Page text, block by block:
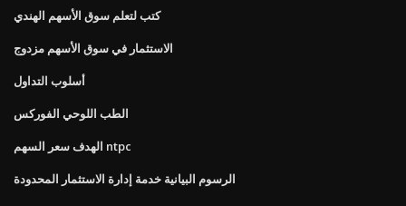
كتب لتعلم سوق الأسهم الهندي
الاستثمار في سوق الأسهم مزدوج
أسلوب التداول
الطب اللوحي الفوركس
الهدف سعر السهم ntpc
الرسوم البيانية خدمة إدارة الاستثمار المحدودة